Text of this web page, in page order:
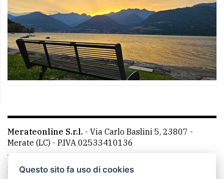
Merateonline S.r.l. - Via Carlo Baslini 5, 23807 -
Merate (LC) - P.IVA 02533410136
Telefono:
mail: redazione@leccoonline.com
Questo sito fa uso di cookies